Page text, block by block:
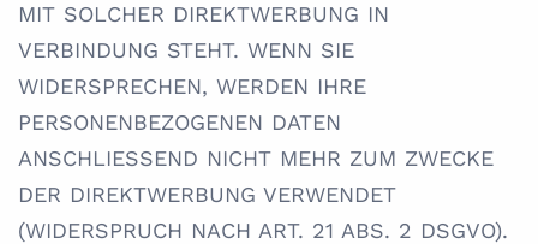
MIT SOLCHER DIREKTWERBUNG IN
VERBINDUNG STEHT. WENN SIE
WIDERSPRECHEN, WERDEN IHRE
PERSONENBEZOGENEN DATEN
ANSCHLIESSEND NICHT MEHR ZUM ZWECKE
DER DIREKTWERBUNG VERWENDET
(WIDERSPRUCH NACH ART. 21 ABS. 2 DSGVO).